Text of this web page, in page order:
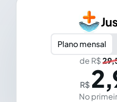
Plano mensal
de R$
R$
No